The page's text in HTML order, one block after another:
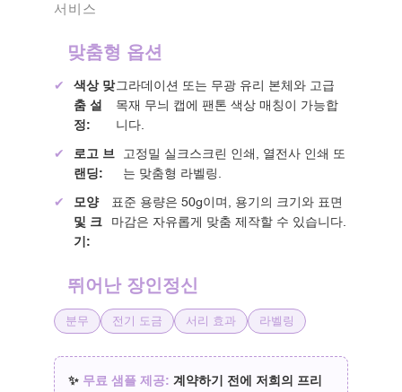
서비스
맞춤형 옵션
✔
색상 맞
춤 설
정:
그라데이션 또는 무광 유리 본체와 고급
목재 무늬 캡에 팬톤 색상 매칭이 가능합
니다.
✔
로고 브
랜딩:
고정밀 실크스크린 인쇄, 열전사 인쇄 또
는 맞춤형 라벨링.
✔
모양
및 크
기:
표준 용량은 50g이며, 용기의 크기와 표면
마감은 자유롭게 맞춤 제작할 수 있습니다.
뛰어난 장인정신
분무 전기 도금 서리 효과 라벨링
✨ 무료 샘플 제공: 계약하기 전에 저희의 프리